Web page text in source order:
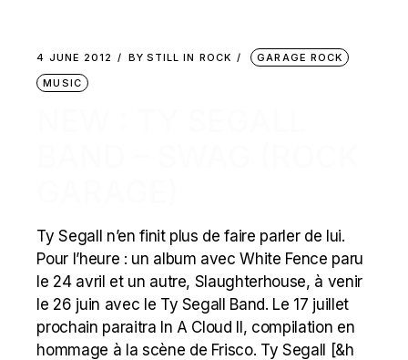
4 JUNE 2012 BY STILL IN ROCK
GARAGE ROCK
MUSIC
Ty Segall n’en finit plus de faire parler de lui.
Pour l’heure : un album avec White Fence paru
le 24 avril et un autre, Slaughterhouse, à venir
le 26 juin avec le Ty Segall Band. Le 17 juillet
prochain paraitra In A Cloud II, compilation en
hommage à la scène de Frisco. Ty Segall [&h